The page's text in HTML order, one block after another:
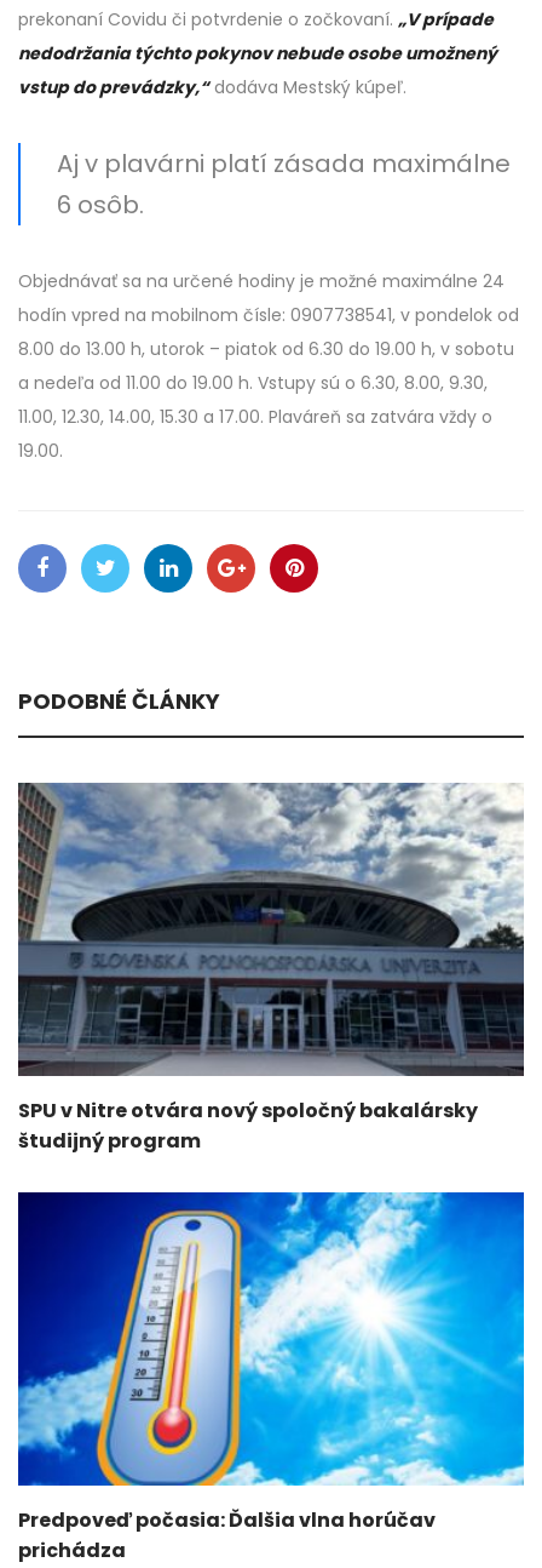
prekonaní Covidu či potvrdenie o zočkovaní. „V prípade
nedodržania týchto pokynov nebude osobe umožnený
vstup do prevádzky,“dodáva Mestský kúpeľ.
Aj v plavárni platí zásada maximálne
6 osôb.
Objednávať sa na určené hodiny je možné maximálne 24
hodín vpred na mobilnom čísle: 0907738541, v pondelok od
8.00 do 13.00 h, utorok – piatok od 6.30 do 19.00 h, v sobotu
a nedeľa od 11.00 do 19.00 h. Vstupy sú o 6.30, 8.00, 9.30,
11.00, 12.30, 14.00, 15.30 a 17.00. Plaváreň sa zatvára vždy o
19.00.
PODOBNÉ ČLÁNKY
SPU v Nitre otvára nový spoločný bakalársky
študijný program
Predpoveď počasia: Ďalšia vlna horúčav
prichádza